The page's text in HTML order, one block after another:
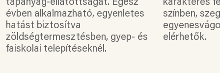
tápanyag-ellátottságát. Egész
évben alkalmazható, egyenletes
hatást biztosítva
zöldségtermesztésben, gyep- és
faiskolai telepítéseknél.
karakteres
színben,
elérhetők.